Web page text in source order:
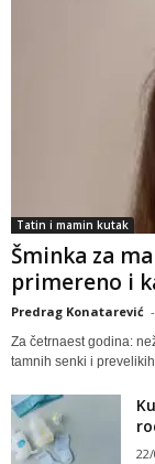
Tatin i mamin kutak
Šminka za
primereno i
Predrag Konatarević -
Za četrnaest godina:
tamnih senki i